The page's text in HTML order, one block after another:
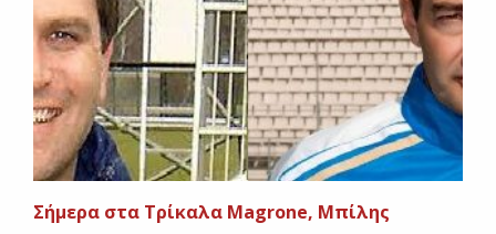
Σήμερα στα Τρίκαλα Magrone, Μπίλης